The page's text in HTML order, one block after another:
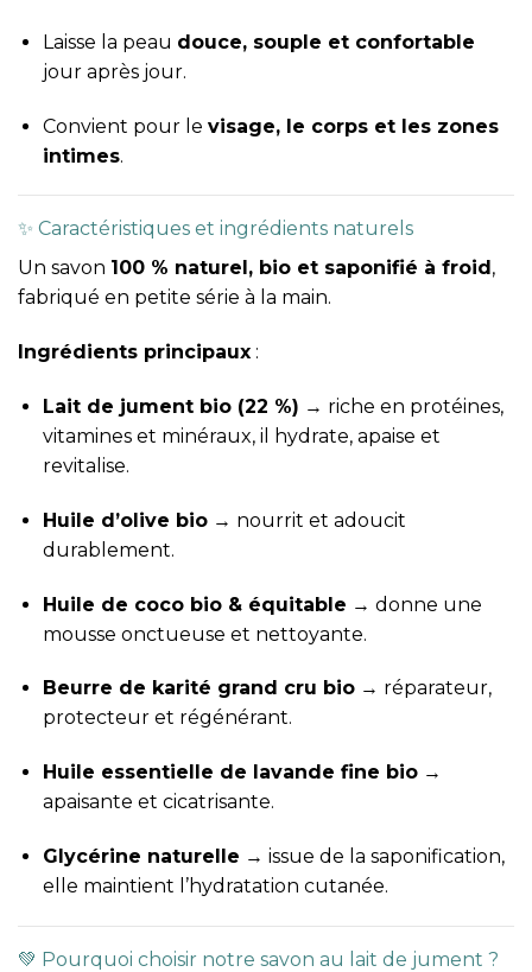
Laisse la peau douce, souple et confortable
jour après jour.
Convient pour le visage, le corps et les zones
intimes.
✨ Caractéristiques et ingrédients naturels
Un savon 100 % naturel, bio et saponifié à froid ,
fabriqué en petite série à la main.
Ingrédients principaux :
Lait de jument bio (22 %) → riche en protéines,
vitamines et minéraux, il hydrate, apaise et
revitalise.
Huile d’olive bio→ nourrit et adoucit
durablement.
Huile de coco bio & équitable → donne une
mousse onctueuse et nettoyante.
Beurre de karité grand cru bio→ réparateur,
protecteur et régénérant.
Huile essentielle de lavande fine bio→
apaisante et cicatrisante.
Glycérine naturelle → issue de la saponification,
elle maintient l’hydratation cutanée.
💚 Pourquoi choisir notre savon au lait de jument ?